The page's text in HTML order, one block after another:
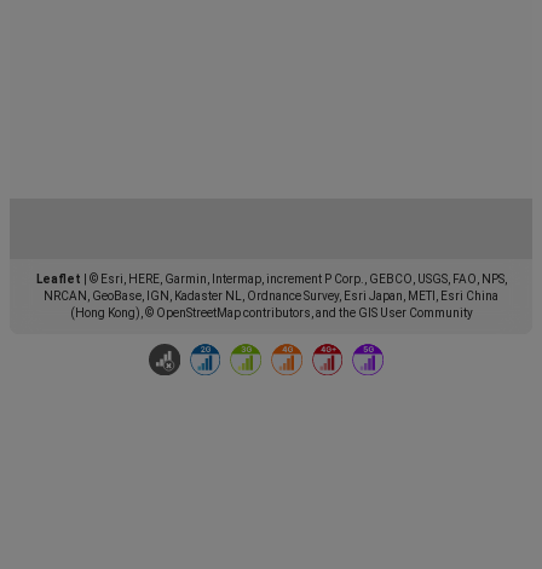
Leaflet
© Esri, HERE, Garmin, Intermap, increment P Corp., GEBCO, USGS, FAO, NPS,
NRCAN, GeoBase, IGN, Kadaster NL, Ordnance Survey, Esri Japan, METI, Esri China
(Hong Kong), © OpenStreetMap contributors, and the GIS User Community